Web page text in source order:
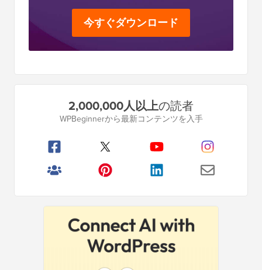
今すぐダウンロード
イ
2,000,000人以上の読者
WPBeginnerから最新コンテンツを入手